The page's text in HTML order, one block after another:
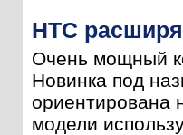
HTC
Очень мощный
Новинка под
ориентирована
модели